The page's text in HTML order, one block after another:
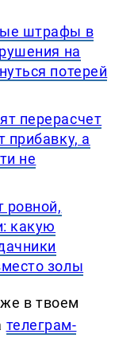
штрафы в
на
потерей
перерасчет
прибавку, а
не
ровной,
какую
золы
в твоем
телеграм-